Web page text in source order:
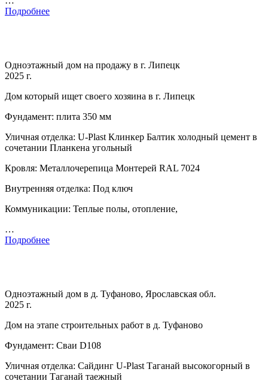
Подробнее
Одноэтажный дом на продажу в г. Липецк
2025 г.
Дом который ищет своего хозяина в г. Липецк
Фундамент: плита 350 мм
Уличная отделка: U-Plast Клинкер Балтик холодный цемент в
сочетании Планкена угольный
Кровля: Металлочерепица Монтерей RAL 7024
Внутренняя отделка: Под ключ
Коммуникации: Теплые полы, отопление,
…
Подробнее
Одноэтажный дом в д. Туфаново, Ярославская обл.
2025 г.
Дом на этапе строительных работ в д. Туфаново
Фундамент: Сваи D108
Уличная отделка: Сайдинг U-Plast Таганай высокогорный в
сочетании Таганай таежный